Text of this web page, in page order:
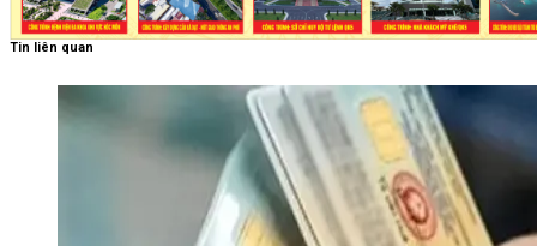
Tin liên quan